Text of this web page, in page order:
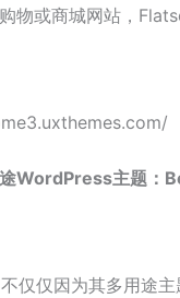
物或商城网站，
WordPress主题：
仅仅因为其多用途